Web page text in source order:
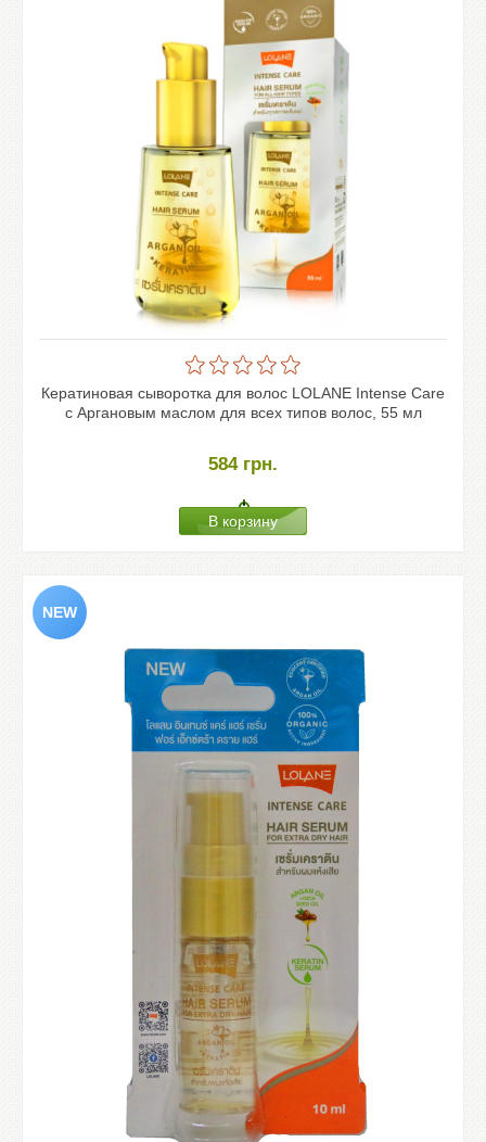
Кератиновая сыворотка для волос LOLANE Intense Care
с Аргановым маслом для всех типов волос, 55 мл
584 грн.